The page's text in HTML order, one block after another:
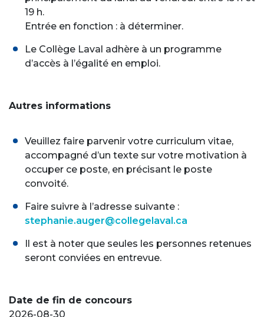
19 h.
Entrée en fonction : à déterminer.
Le Collège Laval adhère à un programme
d’accès à l’égalité en emploi.
Autres informations
Veuillez faire parvenir votre curriculum vitae,
accompagné d’un texte sur votre motivation à
occuper ce poste, en précisant le poste
convoité.
Faire suivre à l’adresse suivante :
stephanie.auger@collegelaval.ca
Il est à noter que seules les personnes retenues
seront conviées en entrevue.
Date de fin de concours
2026-08-30